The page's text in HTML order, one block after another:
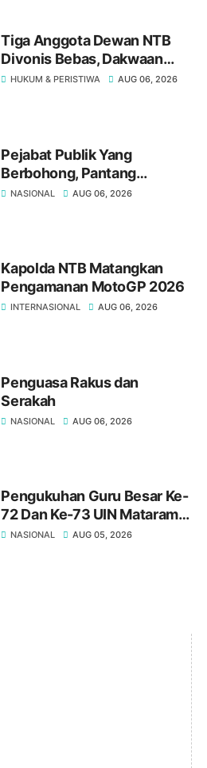
Tiga Anggota Dewan NTB
Divonis Bebas, Dakwaan
Pasal Gratifikasi Oleh JPU
HUKUM & PERISTIWA AUG 06, 2026
Pejabat Publik Yang
Berbohong, Pantang
Mengakui Kesalahan,?
NASIONAL AUG 06, 2026
Kapolda NTB Matangkan
Pengamanan MotoGP 2026
INTERNASIONAL AUG 06, 2026
Penguasa Rakus dan
Serakah
NASIONAL AUG 06, 2026
Pengukuhan Guru Besar Ke-
72 Dan Ke-73 UIN Mataram:
Meneguhkan Kampus
NASIONAL AUG 05, 2026